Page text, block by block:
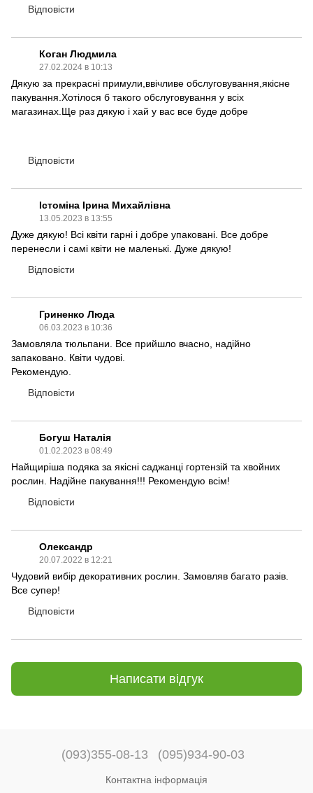
Відповісти
Коган Людмила
27.02.2024 в 10:13
Дякую за прекрасні примули,ввічливе обслуговування,якісне
пакування.Хотілося б такого обслуговування у всіх
магазинах.Ще раз дякую і хай у вас все буде добре
Відповісти
Істоміна Ірина Михайлівна
13.05.2023 в 13:55
Дуже дякую! Всі квіти гарні і добре упаковані. Все добре
перенесли і самі квіти не маленькі. Дуже дякую!
Відповісти
Гриненко Люда
06.03.2023 в 10:36
Замовляла тюльпани. Все прийшло вчасно, надійно
запаковано. Квіти чудові.
Рекомендую.
Відповісти
Богуш Наталія
01.02.2023 в 08:49
Найщиріша подяка за якісні саджанці гортензій та хвойних
рослин. Надійне пакування!!! Рекомендую всім!
Відповісти
Олександр
20.07.2022 в 12:21
Чудовий вибір декоративних рослин. Замовляв багато разів.
Все супер!
Відповісти
Написати відгук
(093)355-08-13 (095)934-90-03
Контактна інформація